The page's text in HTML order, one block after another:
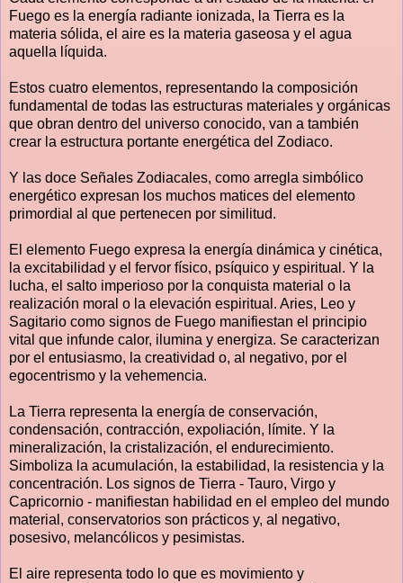
Fuego es la energía radiante ionizada, la Tierra es la
materia sólida, el aire es la materia gaseosa y el agua
aquella líquida.
Estos cuatro elementos, representando la composición
fundamental de todas las estructuras materiales y orgánicas
que obran dentro del universo conocido, van a también
crear la estructura portante energética del Zodiaco.
Y las doce Señales Zodiacales, como arregla simbólico
energético expresan los muchos matices del elemento
primordial al que pertenecen por similitud.
El elemento Fuego expresa la energía dinámica y cinética,
la excitabilidad y el fervor físico, psíquico y espiritual. Y la
lucha, el salto imperioso por la conquista material o la
realización moral o la elevación espiritual. Aries, Leo y
Sagitario como signos de Fuego manifiestan el principio
vital que infunde calor, ilumina y energiza. Se caracterizan
por el entusiasmo, la creatividad o, al negativo, por el
egocentrismo y la vehemencia.
La Tierra representa la energía de conservación,
condensación, contracción, expoliación, límite. Y la
mineralización, la cristalización, el endurecimiento.
Simboliza la acumulación, la estabilidad, la resistencia y la
concentración. Los signos de Tierra - Tauro, Virgo y
Capricornio - manifiestan habilidad en el empleo del mundo
material, conservatorios son prácticos y, al negativo,
posesivo, melancólicos y pesimistas.
El aire representa todo lo que es movimiento y